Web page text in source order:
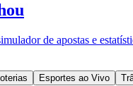
de apostas e
Esportes ao Vivo